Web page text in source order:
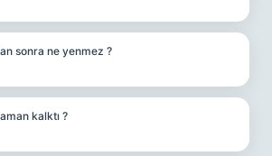
sonra ne yenmez ?
kalktı ?